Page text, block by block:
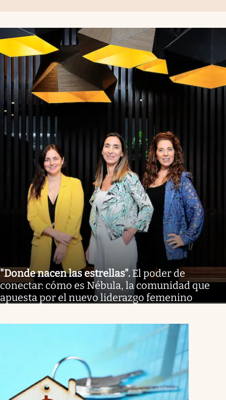
"Donde nacen las estrellas". El poder de
conectar: cómo es Nébula, la comunidad que
apuesta por el nuevo liderazgo femenino